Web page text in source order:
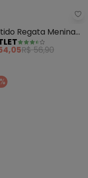
Vestido Infantil
Regata Menina
)
R$ 56,90